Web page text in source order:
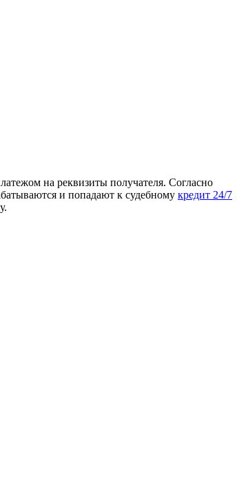
на реквизиты получателя. Согласно
и попадают к судебному кредит 24/7